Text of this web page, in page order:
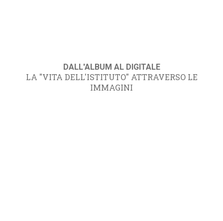
DALL'ALBUM AL DIGITALE
LA "VITA DELL'ISTITUTO" ATTRAVERSO LE
IMMAGINI